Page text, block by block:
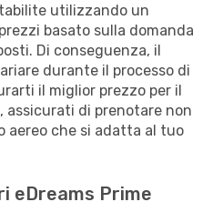
utilizzando un
basato sulla domanda
Di conseguenza, il
durante il processo di
il miglior prezzo per il
assicurati di prenotare non
aereo che si adatta al tuo
eDreams Prime